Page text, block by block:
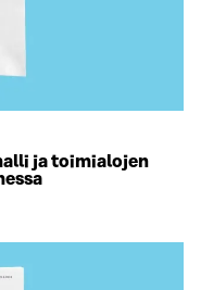
ja toimialojen